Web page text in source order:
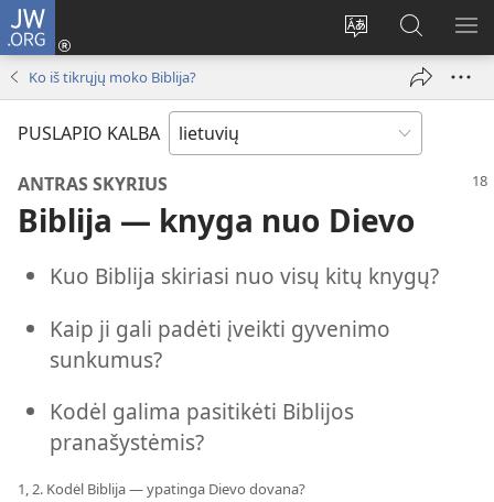
JW.ORG
Pakeisti
svetainės
Prisijungti
(atsiveria Paieška
svetainėje
JW.ORG
Ko iš tikrųjų moko Biblija?
PUSLAPIO KALBA
ANTRAS SKYRIUS
Biblija — knyga nuo Dievo
Kuo Biblija skiriasi nuo visų kitų knygų?
Kaip ji gali padėti įveikti gyvenimo
sunkumus?
Kodėl galima pasitikėti Biblijos
pranašystėmis?
1, 2. Kodėl Biblija — ypatinga Dievo dovana?